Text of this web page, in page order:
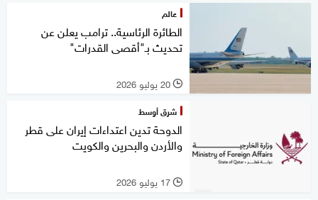
عالم
الطائرة الرئاسية.. ترامب يعلن عن
تحديث بـ"أقصى القدرات"
l 20 يوليو 2026
شرق أوسط
الدوحة تدين اعتداءات إيران على قطر
والأردن والبحرين والكويت
l 17 يوليو 2026